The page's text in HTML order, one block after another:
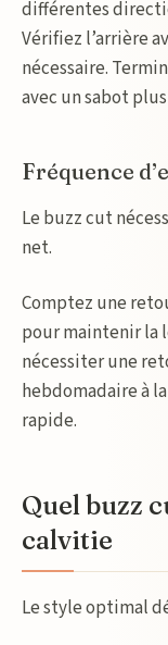
différentes
Vérifiez l’arrière
nécessaire.
avec un sabot
Fréquence
Le buzz cut
net.
Comptez une
pour maintenir la
nécessiter une
hebdomadaire à
rapide.
Quel buzz
calvitie
Le style optimal